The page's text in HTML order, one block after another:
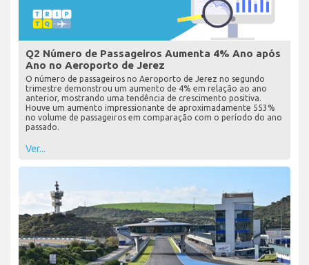
Q2 Número de Passageiros Aumenta 4% Ano após
Ano no Aeroporto de Jerez
O número de passageiros no Aeroporto de Jerez no segundo
trimestre demonstrou um aumento de 4% em relação ao ano
anterior, mostrando uma tendência de crescimento positiva.
Houve um aumento impressionante de aproximadamente 553%
no volume de passageiros em comparação com o período do ano
passado.
Ver...